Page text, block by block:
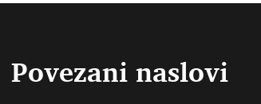
Povezani naslovi